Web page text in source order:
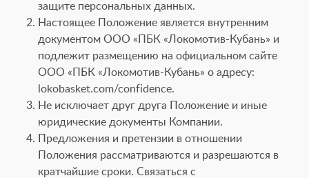
защите персональных данных.
Настоящее Положение является внутренним
документом ООО «ПБК «Локомотив-Кубань» и
подлежит размещению на официальном сайте
ООО «ПБК «Локомотив-Кубань» о адресу:
lokobasket.com/confidence.
Не исключает друг друга Положение и иные
юридические документы Компании.
Предложения и претензии в отношении
Положения рассматриваются и разрешаются в
кратчайшие сроки. Связаться с